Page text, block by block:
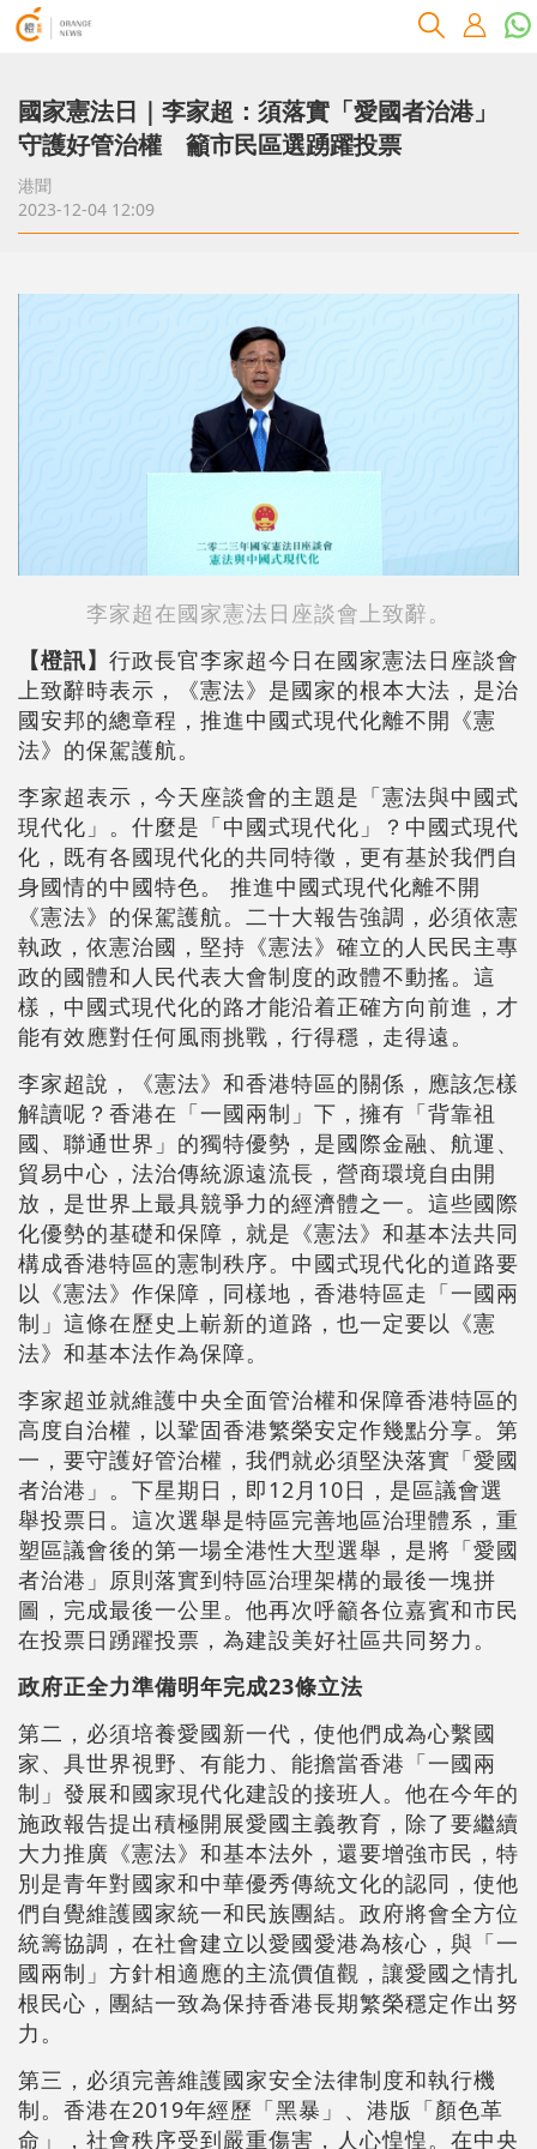
國家憲法日｜李家超：須落實「愛國者治港」
守護好管治權 籲市民區選踴躍投票
港聞
2023-12-04 12:09
李家超在國家憲法日座談會上致辭。
【橙訊】 行政長官李家超今日在國家憲法日座談會
上致辭時表示，《憲法》是國家的根本大法，是治
國安邦的總章程，推進中國式現代化離不開《憲
法》的保駕護航。
李家超表示，今天座談會的主題是「憲法與中國式
現代化」。什麼是「中國式現代化」？中國式現代
化，既有各國現代化的共同特徵，更有基於我們自
身國情的中國特色。 推進中國式現代化離不開
《憲法》的保駕護航。二十大報告強調，必須依憲
執政，依憲治國，堅持《憲法》確立的人民民主專
政的國體和人民代表大會制度的政體不動搖。這
樣，中國式現代化的路才能沿着正確方向前進，才
能有效應對任何風雨挑戰，行得穩，走得遠。
李家超說，《憲法》和香港特區的關係，應該怎樣
解讀呢？香港在「一國兩制」下，擁有「背靠祖
國、聯通世界」的獨特優勢，是國際金融、航運、
貿易中心，法治傳統源遠流長，營商環境自由開
放，是世界上最具競爭力的經濟體之一。這些國際
化優勢的基礎和保障，就是《憲法》和基本法共同
構成香港特區的憲制秩序。中國式現代化的道路要
以《憲法》作保障，同樣地，香港特區走「一國兩
制」這條在歷史上嶄新的道路，也一定要以《憲
法》和基本法作為保障。
李家超並就維護中央全面管治權和保障香港特區的
高度自治權，以鞏固香港繁榮安定作幾點分享。第
一，要守護好管治權，我們就必須堅決落實「愛國
者治港」。下星期日，即12月10日，是區議會選
舉投票日。這次選舉是特區完善地區治理體系，重
塑區議會後的第一場全港性大型選舉，是將「愛國
者治港」原則落實到特區治理架構的最後一塊拼
圖，完成最後一公里。他再次呼籲各位嘉賓和市民
在投票日踴躍投票，為建設美好社區共同努力。
政府正全力準備明年完成23條立法
第二，必須培養愛國新一代，使他們成為心繫國
家、具世界視野、有能力、能擔當香港「一國兩
制」發展和國家現代化建設的接班人。他在今年的
施政報告提出積極開展愛國主義教育，除了要繼續
大力推廣《憲法》和基本法外，還要增強市民，特
別是青年對國家和中華優秀傳統文化的認同，使他
們自覺維護國家統一和民族團結。政府將會全方位
統籌協調，在社會建立以愛國愛港為核心，與「一
國兩制」方針相適應的主流價值觀，讓愛國之情扎
根民心，團結一致為保持香港長期繁榮穩定作出努
力。
第三，必須完善維護國家安全法律制度和執行機
制。香港在2019年經歷「黑暴」、港版「顏色革
命」，社會秩序受到嚴重傷害，人心惶惶。在中央